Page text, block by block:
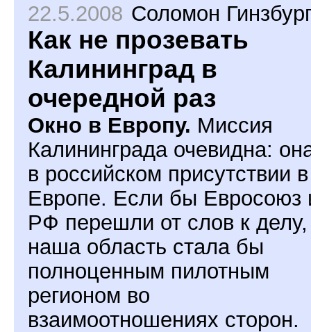
22.5.2008 Соломон
Как не прозевать
Калининград в
очередной раз
Окно в Европу. Миссия
Калининграда очевидна:
в российском присутствии в
Европе. Если бы Евросоюз
РФ перешли от слов к делу,
наша область стала бы
полноценным пилотным
регионом во
взаимоотношениях сторон.